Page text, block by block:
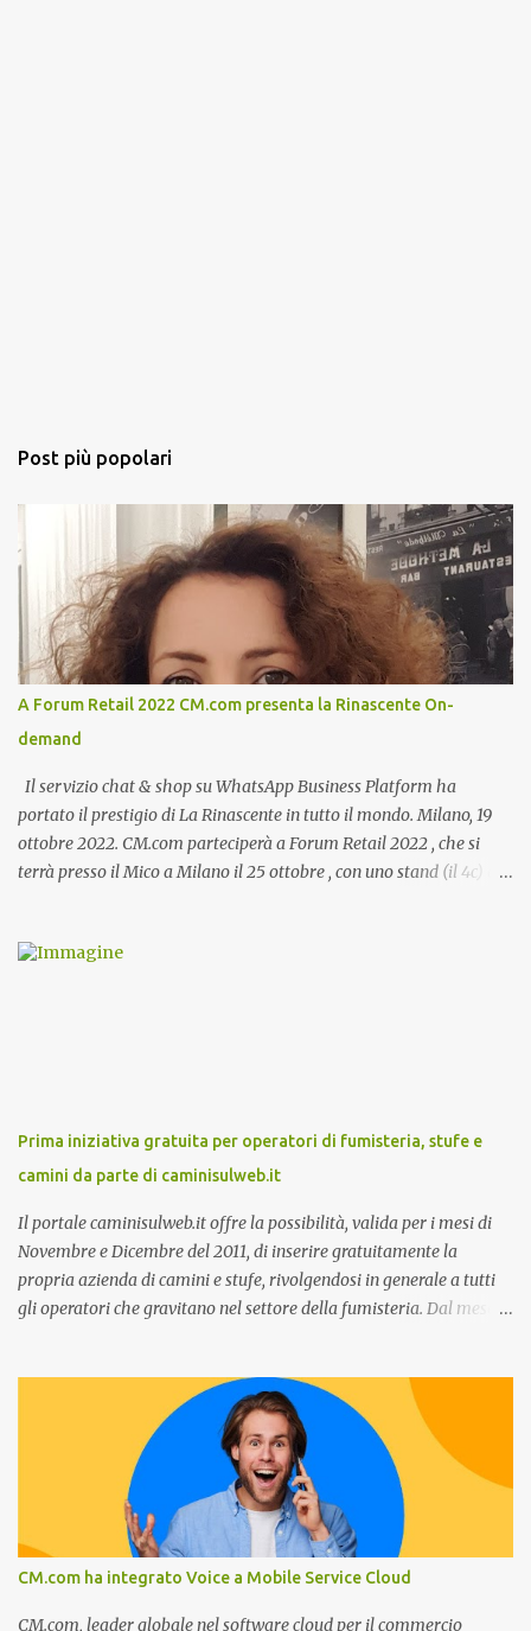
Post più popolari
A Forum Retail 2022 CM.com presenta la Rinascente On-
demand
Il servizio chat & shop su WhatsApp Business Platform ha
portato il prestigio di La Rinascente in tutto il mondo. Milano, 19
ottobre 2022. CM.com parteciperà a Forum Retail 2022 , che si
terrà presso il Mico a Milano il 25 ottobre , con uno stand (il 4c) e
secondo:” Caso d’uso: La Rinascente On Demand – come vendere
stato dell’arte e i punti di miglioramento, quali i molteplici canali di
comunicazione e quali utilizzare in ottica di miglioramento, le
previsioni da oggi al 2030 su come rispondere alle aspettative del
c...
Prima iniziativa gratuita per operatori di fumisteria, stufe e
camini da parte di caminisulweb.it
Il portale caminisulweb.it offre la possibilità, valida per i mesi di
Novembre e Dicembre del 2011, di inserire gratuitamente la
propria azienda di camini e stufe, rivolgendosi in generale a tutti
gli operatori che gravitano nel settore della fumisteria. Dal mese di
impianti di riscaldamento, stufe e camini, e fumisteria in generale
offre la registrazione gratuita a vantaggio di tutte le aziende
operanti nel settore. E’ possibile infatti all’interno del sito inserire
gratuitamente i propri dati aziendali, indirizzi, recapiti, recensione
(che verrà corretta, migliorata e modificata all’occorrenza da
redattori specializzati), immagini dei prodotti e fino a un massimo
di 5 servizi e prodotti specificandone uno o più principali. Le
aziende vengono ordinate all’interno delle varie categorie in base a
un algoritmo di ordina...
CM.com ha integrato Voice a Mobile Service Cloud
CM.com, leader globale nel software cloud per il commercio